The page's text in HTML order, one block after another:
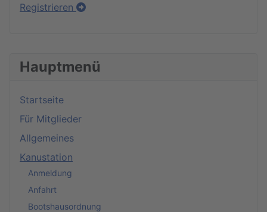
Hauptmenü
Startseite
Für Mitglieder
Allgemeines
Kanustation
Anmeldung
Anfahrt
Bootshausordnung
Registrieren